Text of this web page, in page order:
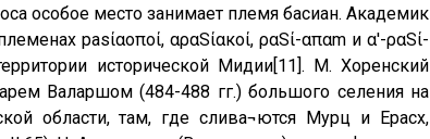
особое место занимает племя басиан. Академик
pasίαοποί, αραЅίαкοί, ραЅί-απαm и α'-ραЅί-
исторической Мидии[11]. М. Хоренский
Валаршом (484-488 гг.) большого селения на
области, там, где слива¬ются Мурц и Ерасх,